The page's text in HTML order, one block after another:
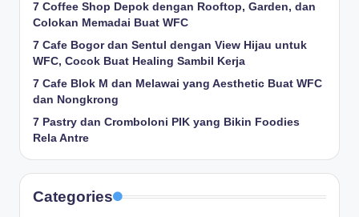
7 Coffee Shop Depok dengan Rooftop, Garden, dan
Colokan Memadai Buat WFC
7 Cafe Bogor dan Sentul dengan View Hijau untuk
WFC, Cocok Buat Healing Sambil Kerja
7 Cafe Blok M dan Melawai yang Aesthetic Buat WFC
dan Nongkrong
7 Pastry dan Cromboloni PIK yang Bikin Foodies
Rela Antre
Categories